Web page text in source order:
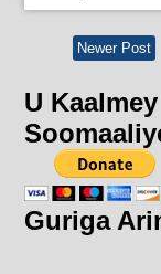
Newer Post
U
Guriga